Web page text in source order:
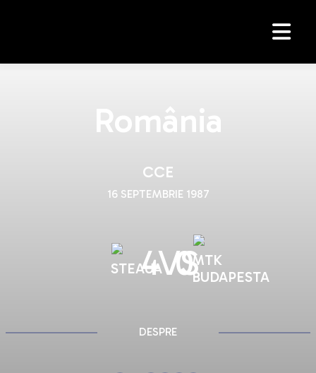
România
CCE
16 SEPTEMBRIE 1987
STEAUA
4VS
0MTK
BUDAPESTA
DESPRE